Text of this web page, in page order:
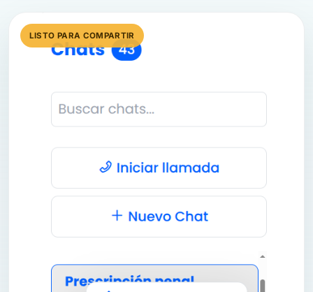
LISTO PARA COMPARTIR